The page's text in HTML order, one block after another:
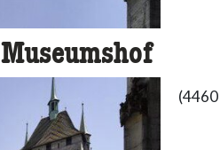
Museumshof